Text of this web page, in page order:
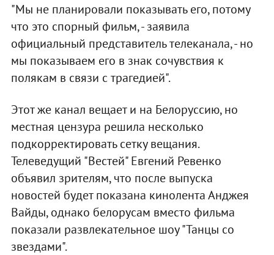
"Мы не планировали показывать его, потому
что это спорный фильм, - заявила
официальный представитель телеканала, - но
мы показываем его в знак сочувствия к
полякам в связи с трагедией".
Этот же канал вещает и на Белоруссию, но
местная цензура решила несколько
подкорректировать сетку вещания.
Телеведущий "Вестей" Евгений Ревенко
объявил зрителям, что после выпуска
новостей будет показана кинолента Анджея
Вайды, однако белорусам вместо фильма
показали развлекательное шоу "Танцы со
звездами".